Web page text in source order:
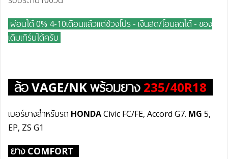
ผ่อนได้ 0% 4-10เดือนแล้วแต่ช่วงโปร - เงินสด/โอนลดได้ - ของ
เดิมเทิร์นได้ครับ
ล้อVAGE/NKพร้อมยาง 235/40R18
เบอร์ยางสำหรับรถ HONDACivic FC/FE, Accord G7. MG 5,
EP, ZS G1
ยาง COMFORT